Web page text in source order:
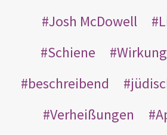
Josh McDowell
Schiene
Wirkung
beschreibend
Verheißungen